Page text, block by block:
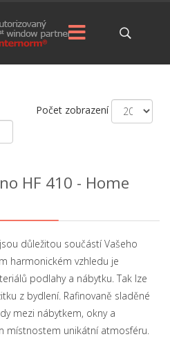
Počet zobrazení
HF 410 - Home
důležitou součástí Vašeho
harmonickém vzhledu je
podlahy a nábytku. Tak lze
z bydlení. Rafinovaně sladěné
mezi nábytkem, okny a
místnostem unikátní atmosféru.